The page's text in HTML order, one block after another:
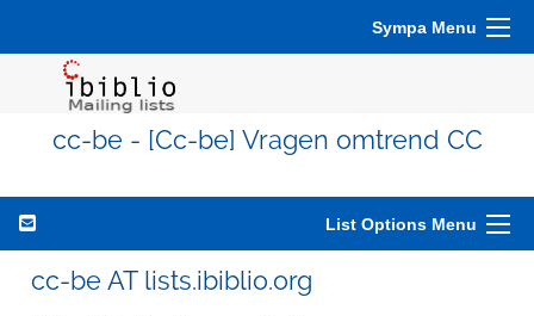
Sympa Menu
cc-be - [Cc-be] Vragen omtrend CC
List Options Menu
cc-be AT lists.ibiblio.org